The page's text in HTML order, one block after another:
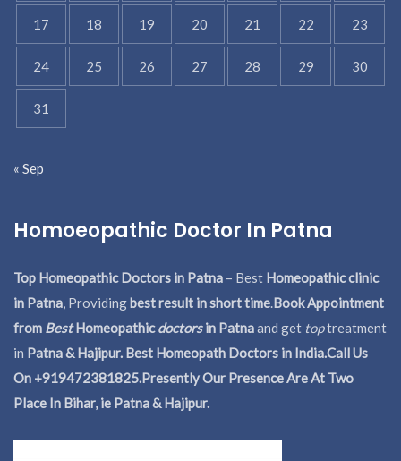
17 18 19 20 21 22 23
24 25 26 27 28 29 30
31
« Sep
Homoeopathic Doctor In Patna
Top Homeopathic Doctors in Patna – Best Homeopathic clinic
in Patna, Providingbest result in short time.Book Appointment
from BestHomeopathicdoctorsin Patnaand get toptreatment
in Patna & Hajipur. Best Homeopath Doctors in India.Call Us
On +919472381825.Presently Our Presence Are At Two
Place In Bihar, ie Patna & Hajipur.